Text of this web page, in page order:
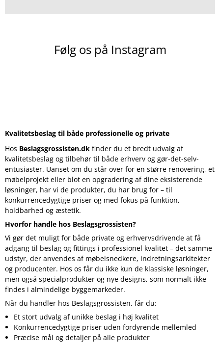
Følg os på Instagram
Kvalitetsbeslag til både professionelle og private
Hos Beslagsgrossisten.dk finder du et bredt udvalg af
kvalitetsbeslag og tilbehør til både erhverv og gør-det-selv-
entusiaster. Uanset om du står over for en større renovering, et
møbelprojekt eller blot en opgradering af dine eksisterende
løsninger, har vi de produkter, du har brug for – til
konkurrencedygtige priser og med fokus på funktion,
holdbarhed og æstetik.
Hvorfor handle hos Beslagsgrossisten?
Vi gør det muligt for både private og erhvervsdrivende at få
adgang til beslag og fittings i professionel kvalitet – det samme
udstyr, der anvendes af møbelsnedkere, indretningsarkitekter
og producenter. Hos os får du ikke kun de klassiske løsninger,
men også specialprodukter og nye designs, som normalt ikke
findes i almindelige byggemarkeder.
Når du handler hos Beslagsgrossisten, får du:
Et stort udvalg af unikke beslag i høj kvalitet
Konkurrencedygtige priser uden fordyrende mellemled
Præcise mål og detaljer på alle produkter